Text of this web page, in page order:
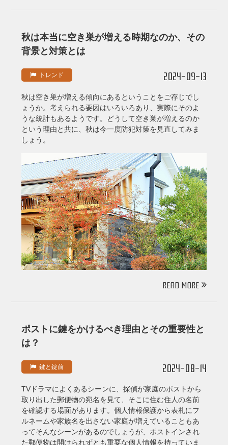
秋は本当に空き巣が増える時期なのか、その
背景と対策とは
トレンド 2024-09-13
秋は空き巣が増える傾向にあるということをご存じでし
ょうか。考えられる要因はいろいろあり、実際にそのよ
うな統計もあるようです。どうして空き巣が増えるのか
という理由と共に、秋は今一度防犯対策を見直してみま
しょう。
READ MORE
ポストに鍵をかけるべき理由とその重要性と
は？
鍵と錠前 2024-08-14
TVドラマによくあるシーンに、探偵が家庭のポストから
取り出した郵便物の宛名を見て、そこに住む住人の名前
を確認する場面があります。個人情報保護から表札にフ
ルネームや家族名を出さない家庭が増えていることもあ
ってそんなシーンがあるのでしょうが、ポストインされ
た郵便物は開けられずとも重要な個人情報を持っていま